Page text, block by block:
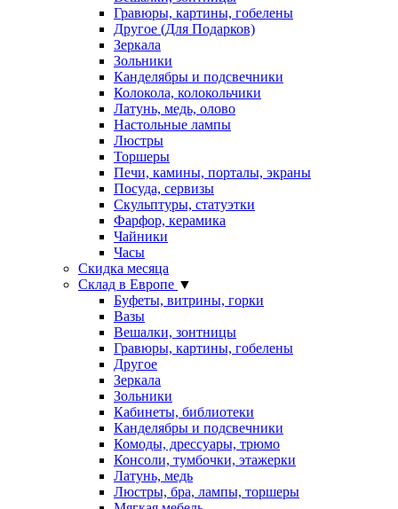
Гравюры, картины, гобелены
Другое (Для Подарков)
Зеркала
Зольники
Канделябры и подсвечники
Колокола, колокольчики
Латунь, медь, олово
Настольные лампы
Люстры
Торшеры
Печи, камины, порталы, экраны
Посуда, сервизы
Скульптуры, статуэтки
Фарфор, керамика
Чайники
Часы
Скидка месяца
Склад в Европе ▼
Буфеты, витрины, горки
Вазы
Вешалки, зонтницы
Гравюры, картины, гобелены
Другое
Зеркала
Зольники
Кабинеты, библиотеки
Канделябры и подсвечники
Комоды, дрессуары, трюмо
Консоли, тумбочки, этажерки
Латунь, медь
Люстры, бра, лампы, торшеры